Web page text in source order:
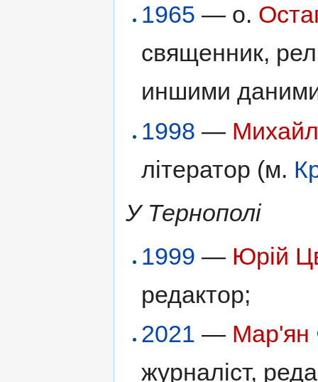
1965 — о.
священник,
иншими
1998 —
літератор (м.
У Тернополі
1999 — Юрій
редактор;
2021 — Мар'ян
журналіст,